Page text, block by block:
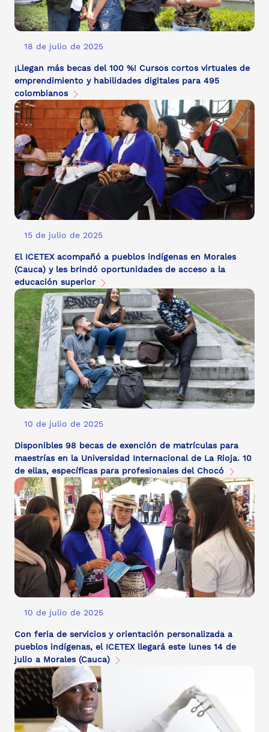
18 de julio de 2025
¡Llegan más becas del 100 %! Cursos cortos virtuales de
emprendimiento y habilidades digitales para 495
colombianos
15 de julio de 2025
El ICETEX acompañó a pueblos indígenas en Morales
(Cauca) y les brindó oportunidades de acceso a la
educación superior
10 de julio de 2025
Disponibles 98 becas de exención de matrículas para
maestrías en la Universidad Internacional de La Rioja. 10
de ellas, específicas para profesionales del Chocó
10 de julio de 2025
Con feria de servicios y orientación personalizada a
pueblos indígenas, el ICETEX llegará este lunes 14 de
julio a Morales (Cauca)